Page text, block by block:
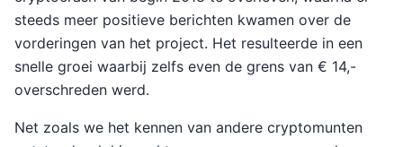
steeds meer positieve berichten kwamen over de
vorderingen van het project. Het resulteerde in een
snelle groei waarbij zelfs even de grens van € 14,-
overschreden werd.
Net zoals we het kennen van andere cryptomunten